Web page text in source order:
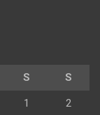
S S
1 2